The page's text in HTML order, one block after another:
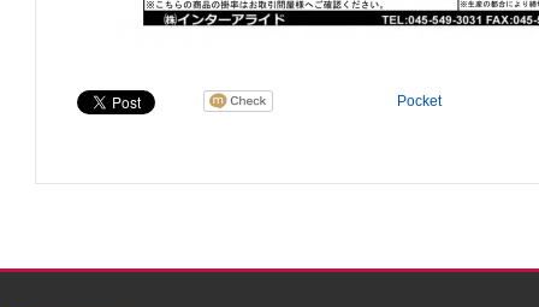
Pocket